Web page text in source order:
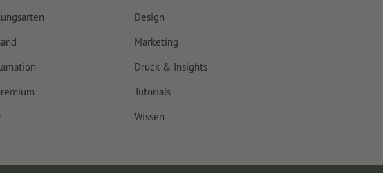
Design
Marketing
Druck & Insights
Tutorials
Wissen